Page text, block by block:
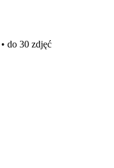
do 30 zdjęć